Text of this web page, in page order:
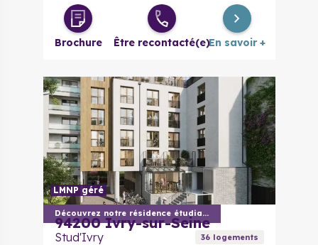
Duplex 3
pièces
à partir de 349 000 €
Brochure Être recontacté(e)En savoir +
Découvrez notre résidence étudiante
LMNP géré
94200 Ivry-sur-Seine
Stud'Ivry 36logements